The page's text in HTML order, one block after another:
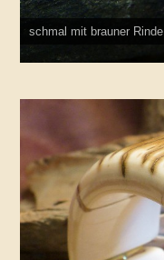
schmal mit brauner Rinde